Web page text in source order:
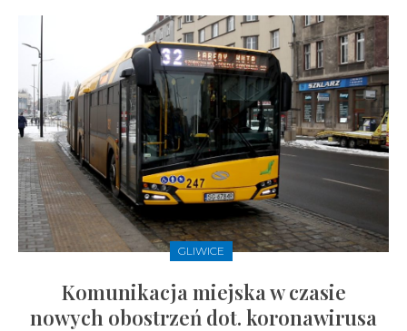
GLIWICE
Komunikacja miejska w czasie
nowych obostrzeń dot. koronawirusa